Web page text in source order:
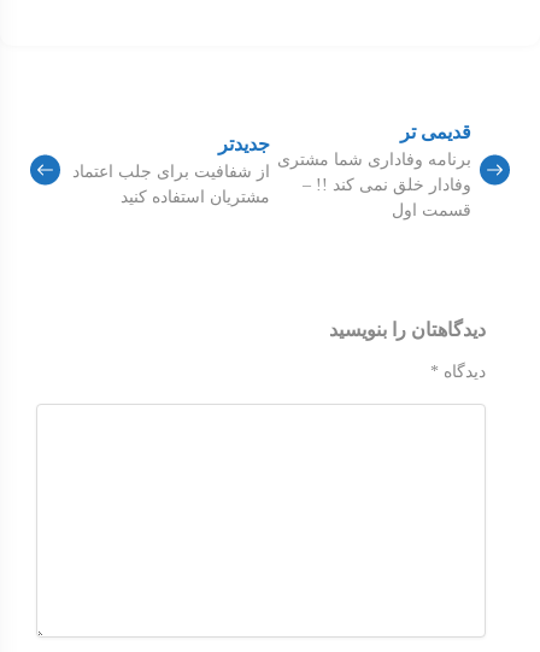
قدیمی تر
برنامه وفاداری شما مشتری
وفادار خلق نمی کند !! –
قسمت اول
جدیدتر
از شفافیت برای جلب اعتماد
مشتریان استفاده کنید
دیدگاهتان را بنویسید
دیدگاه *